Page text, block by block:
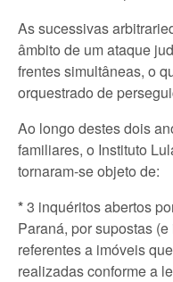
As sucessivas
âmbito de um ataque
frentes simultâneas, o
orquestrado de
Ao longo destes dois
familiares, o Instituto
tornaram-se objeto de:
*3 inquéritos abertos
Paraná, por supostas
referentes a imóveis
realizadas conforme a